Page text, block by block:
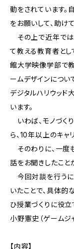
動をされています。
をお願いして、助け
その上で近年では
て教える教育者とし
館大学映像学部で
ームデザインについ
デジタルハリウッド
います。
いわば、モノづく
ら、10年以上のキャ
そのわりに、一度
話をお聞きしたこと
今回対談を行うに
いたことで、具体的
ひ授業づくりに役立
小野憲史（ゲームジ
【内容】